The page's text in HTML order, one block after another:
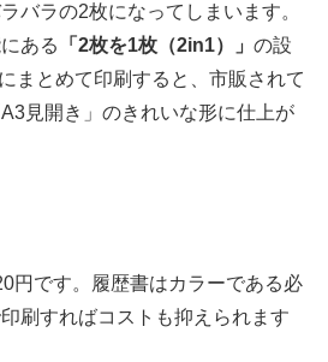
バラの2枚になってしまいます。
ある
「2枚を1枚（2in1）」 の設
まとめて印刷すると、市販されて
見開き」のきれいな形に仕上が
円です。履歴書はカラーである必
刷すればコストも抑えられます